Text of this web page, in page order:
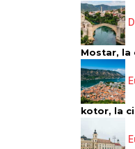
Mostar, la
kotor, la